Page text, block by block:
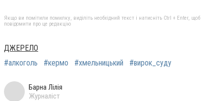
Якщо ви помітили помилку, виділіть необхідний текст і натисніть Ctrl + Enter, щоб
повідомити про це редакцію
ДЖЕРЕЛО
#алкоголь
#кермо #хмельницький #вирок_суду
Барна Лілія
Журналіст